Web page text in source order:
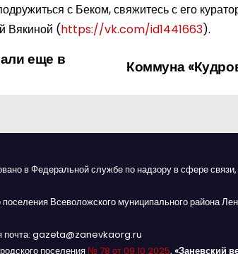
с Беком, свяжитесь с его
Вякиной (https://vk.com/id1441663).
Коммуна
еще в
в Федеральной службе по надзору в сфере
Всеволожского муниципального района
почта: gazeta@zanevkaorg.ru
поселения № 78 от 09.10.2025, «Заневский